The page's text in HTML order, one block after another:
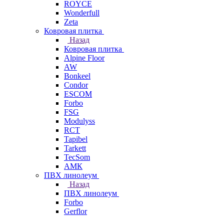
ROYCE
Wonderfull
Zeta
Ковровая плитка
Назад
Ковровая плитка
Alpine Floor
AW
Bonkeel
Condor
ESCOM
Forbo
FSG
Modulyss
RCT
Tapibel
Tarkett
TecSom
АМК
ПВХ линолеум
Назад
ПВХ линолеум
Forbo
Gerflor